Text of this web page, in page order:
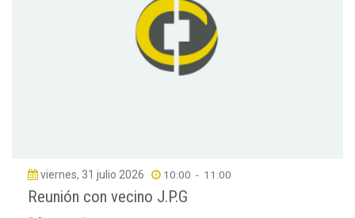
viernes, 31 julio 2026 10:00 - 11:00
Reunión con vecino J.P.G